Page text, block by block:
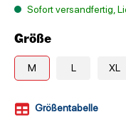
Sofort versandfertig,
Größe
M L XL
Größentabelle